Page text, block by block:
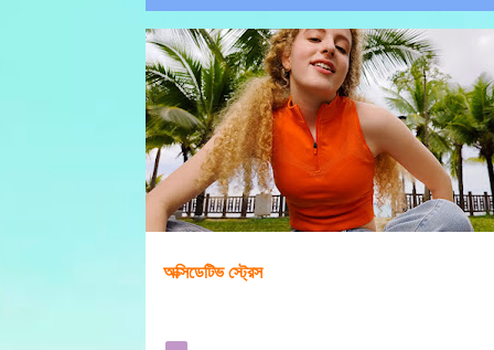
পো
স্ট
গু
লি
অক্সিডেটিভ স্ট্রেস
অক্সিডেটিভ স্ট্রেস